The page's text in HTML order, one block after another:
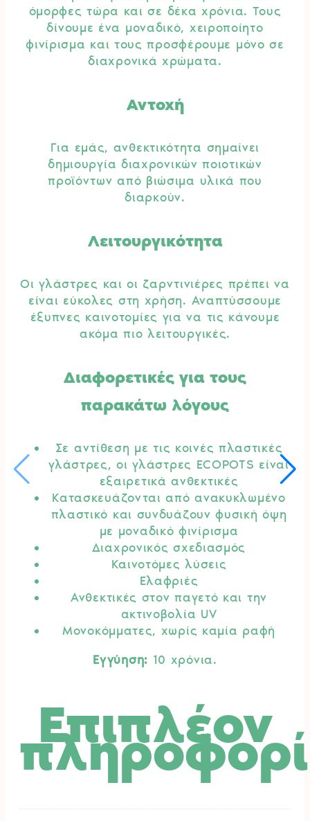
όμορφες τώρα και σε δέκα χρόνια. Τους
δίνουμε ένα μοναδικό, χειροποίητο
φινίρισμα και τους προσφέρουμε μόνο σε
διαχρονικά χρώματα.
Αντοχή
Για εμάς, ανθεκτικότητα σημαίνει
δημιουργία διαχρονικών ποιοτικών
προϊόντων από βιώσιμα υλικά που
διαρκούν.
Λειτουργικότητα
Οι γλάστρες και οι ζαρντινιέρες πρέπει να
είναι εύκολες στη χρήση. Αναπτύσσουμε
έξυπνες καινοτομίες για να τις κάνουμε
ακόμα πιο λειτουργικές.
Διαφορετικές για τους
παρακάτω λόγους
Σε αντίθεση με τις κοινές πλαστικές
γλάστρες, οι γλάστρες ECOPOTS είναι
εξαιρετικά ανθεκτικές
Κατασκευάζονται από ανακυκλωμένο
πλαστικό και συνδυάζουν φυσική όψη
με μοναδικό φινίρισμα
Διαχρονικός σχεδιασμός
Καινοτόμες λύσεις
Ελαφριές​
Ανθεκτικές στον παγετό και την
ακτινοβολία UV​
Μονοκόμματες, χωρίς καμία ραφή
Εγγύηση: 10 χρόνια.
Επιπλέον